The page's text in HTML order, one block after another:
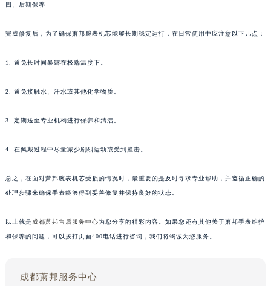
四、后期保养
完成修复后，为了确保萧邦腕表机芯能够长期稳定运行，在日常使用中应注意以下几点：
1. 避免长时间暴露在极端温度下。
2. 避免接触水、汗水或其他化学物质。
3. 定期送至专业机构进行保养和清洁。
4. 在佩戴过程中尽量减少剧烈运动或受到撞击。
总之，在面对萧邦腕表机芯受损的情况时，最重要的是及时寻求专业帮助，并遵循正确的
处理步骤来确保手表能够得到妥善修复并保持良好的状态。
以上就是 成都萧邦售后服务中心为您分享的精彩内容。如果您还有其他关于萧邦手表维护
和保养的问题，可以拨打页面400电话进行咨询，我们将竭诚为您服务。
成都萧邦服务中心